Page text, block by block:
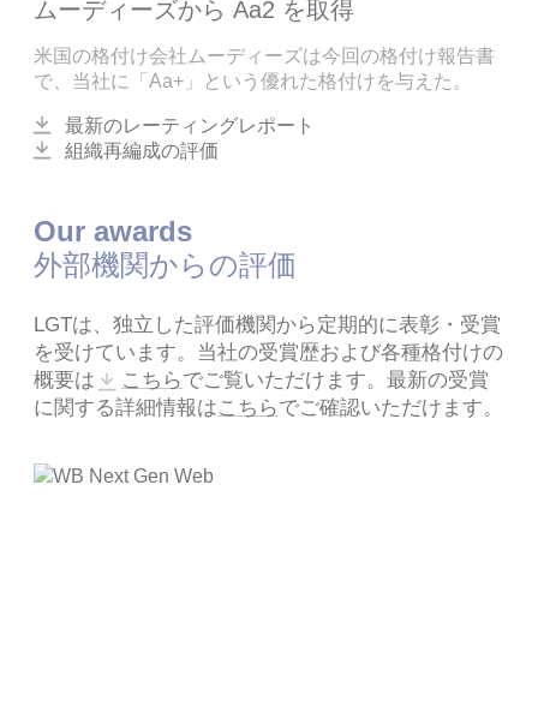
ムーディーズから Aa2 を取得
米国の格付け会社ムーディーズは今回の格付け報告書
で、当社に「Aa+」という優れた格付けを与えた。
最新のレーティングレポート
組織再編成の評価
Our awards
外部機関からの評価
LGTは、独立した評価機関から定期的に表彰・受賞
を受けています。当社の受賞歴および各種格付けの
概要は
こちらでご覧いただけます。最新の受賞
に関する詳細情報はこちらでご確認いただけます。